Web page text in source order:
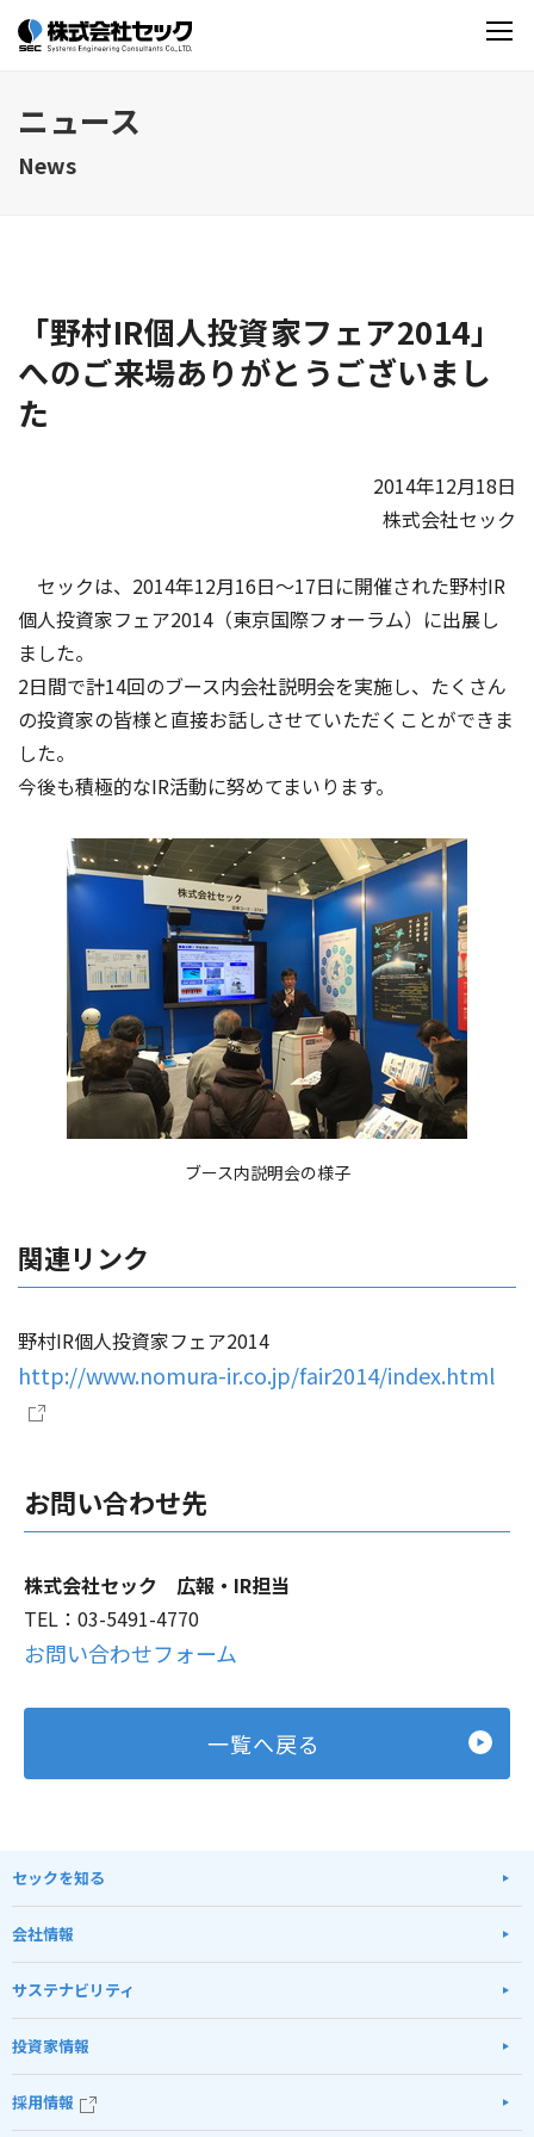
ニュース
News
「野村IR個人投資家フェア2014」
へのご来場ありがとうございまし
た
2014年12月18日
株式会社セック
セックは、2014年12月16日～17日に開催された野村IR
個人投資家フェア2014（東京国際フォーラム）に出展し
ました。
2日間で計14回のブース内会社説明会を実施し、たくさん
の投資家の皆様と直接お話しさせていただくことができま
した。
今後も積極的なIR活動に努めてまいります。
ブース内説明会の様子
関連リンク
野村IR個人投資家フェア2014
http://www.nomura-ir.co.jp/fair2014/index.html
お問い合わせ先
株式会社セック 広報・IR担当
TEL：03-5491-4770
お問い合わせフォーム
一覧へ戻る
セックを知る
会社情報
サステナビリティ
投資家情報
採用情報